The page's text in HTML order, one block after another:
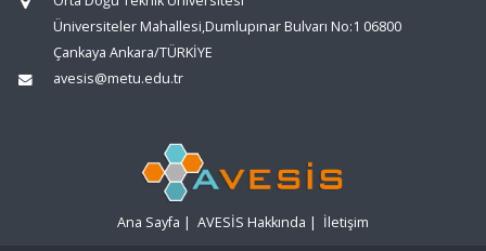
Üniversiteler Mahallesi,Dumlupınar Bulvarı No:1 06800
Çankaya Ankara/TÜRKİYE
avesis@metu.edu.tr
Ana Sayfa | AVESİS Hakkında | İletişim